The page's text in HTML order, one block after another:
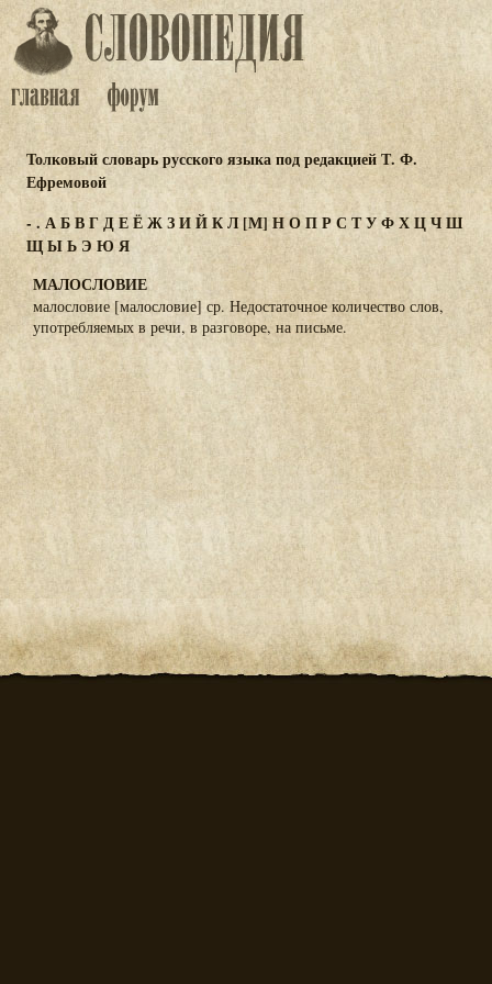
Толковый словарь русского языка под редакцией Т. Ф.
Ефремовой
- . АБВГДЕЁЖЗИЙКЛ[М] НОПРС ТУФХЦЧШ
ЩЫЬЭ ЮЯ
МАЛОСЛОВИЕ
малословие [малословие] ср. Недостаточное количество слов,
употребляемых в речи, в разговоре, на письме.